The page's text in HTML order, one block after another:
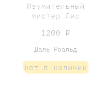
Изумительный
мистер Лис
1200 ₽
Даль Роальд
нет в наличии